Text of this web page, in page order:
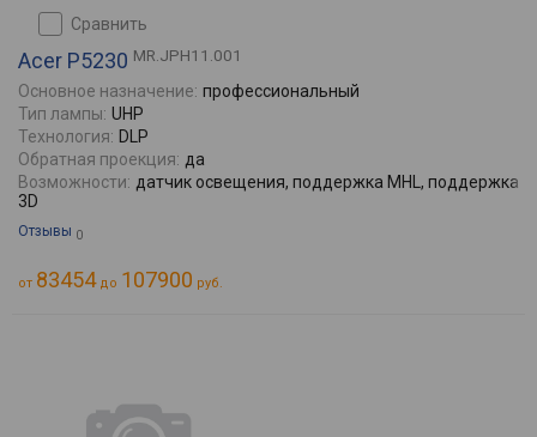
сравнить
Acer P5230 MR.JPH11.001
Основное назначение: профессиональный
Тип лампы: UHP
Технология: DLP
Обратная проекция: да
Возможности: датчик освещения, поддержка MHL, поддержка
3D
Отзывы 0
от 83454до 107900 руб.